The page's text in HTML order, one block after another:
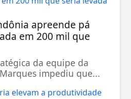
apreende pá
em 200 mil que
da equipe da
impediu que...